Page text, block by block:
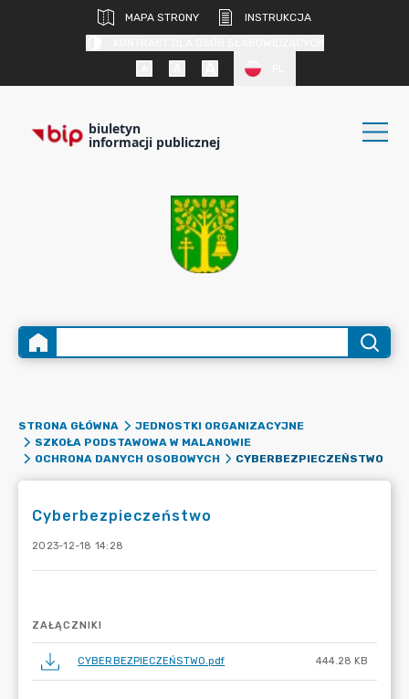
MAPA STRONY
INSTRUKCJA
biuletyn
informacji publicznej
STRONA GŁÓWNA
JEDNOSTKI ORGANIZACYJNE
SZKOŁA PODSTAWOWA W MALANOWIE
OCHRONA DANYCH OSOBOWYCH
CYBERBEZPIECZEŃSTWO
Cyberbezpieczeństwo
2023-12-18 14:28
ZAŁĄCZNIKI
CYBERBEZPIECZEŃSTWO.pdf 444.28 KB